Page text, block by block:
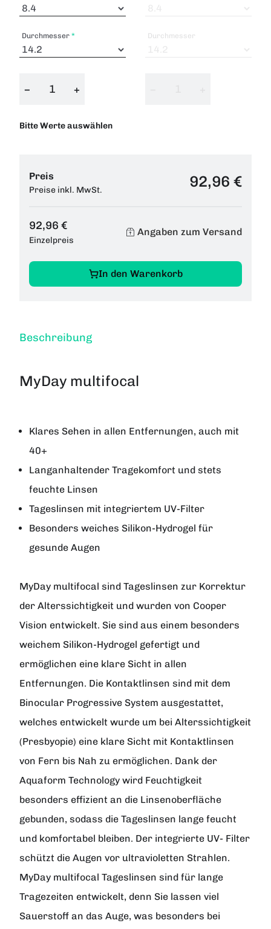
Durchmesser
− +
Bitte Werte auswählen
Durchmesser
Preis
Preise inkl. MwSt. 92,96 €
92,96 €
Einzelpreis
Angaben zum Versand
In den Warenkorb
Beschreibung
MyDay multifocal
Klares Sehen in allen Entfernungen, auch mit
40+
Langanhaltender Tragekomfort und stets
feuchte Linsen
Tageslinsen mit integriertem UV-Filter
Besonders weiches Silikon-Hydrogel für
gesunde Augen
MyDay multifocal sind Tageslinsen zur Korrektur
der Alterssichtigkeit und wurden von Cooper
Vision entwickelt. Sie sind aus einem besonders
weichem Silikon-Hydrogel gefertigt und
ermöglichen eine klare Sicht in allen
Entfernungen. Die Kontaktlinsen sind mit dem
Binocular Progressive System ausgestattet,
welches entwickelt wurde um bei Alterssichtigkeit
(Presbyopie) eine klare Sicht mit Kontaktlinsen
von Fern bis Nah zu ermöglichen. Dank der
Aquaform Technology wird Feuchtigkeit
besonders effizient an die Linsenoberfläche
gebunden, sodass die Tageslinsen lange feucht
und komfortabel bleiben. Der integrierte UV- Filter
schützt die Augen vor ultravioletten Strahlen.
MyDay multifocal Tageslinsen sind für lange
Tragezeiten entwickelt, denn Sie lassen viel
Sauerstoff an das Auge, was besonders bei